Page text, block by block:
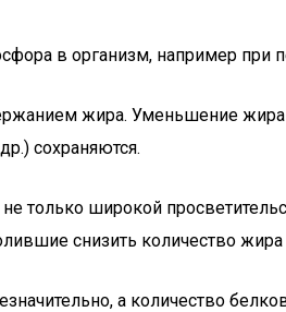
в организм, например при
жира. Уменьшение
сохраняются.
только широкой
снизить количество
а количество